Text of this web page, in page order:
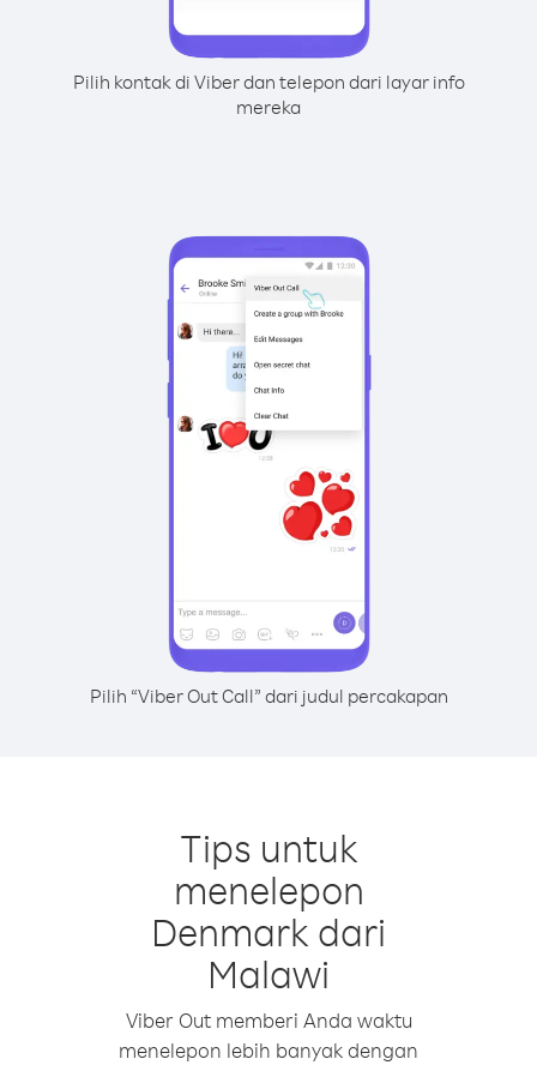
Pilih kontak di Viber dan telepon dari layar info
mereka
Pilih “Viber Out Call” dari judul percakapan
Tips untuk
menelepon
Denmark dari
Malawi
Viber Out memberi Anda waktu
menelepon lebih banyak dengan